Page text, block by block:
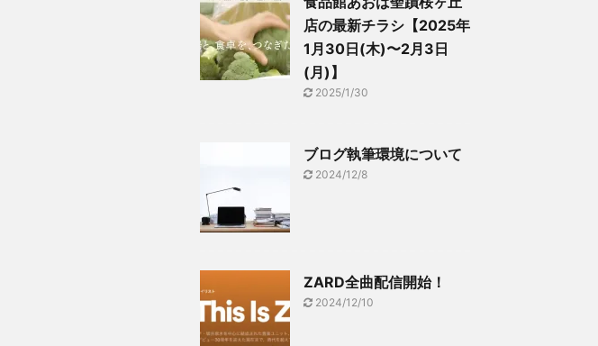
店の最新チラシ【2025年
1月30日(木)〜2月3日
(月)】
2025/1/30
ブログ執筆環境について
2024/12/8
ZARD全曲配信開始！
2024/12/10